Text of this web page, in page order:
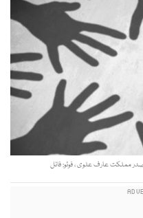
مملکت عارف علوی ، فوٹو: فائل